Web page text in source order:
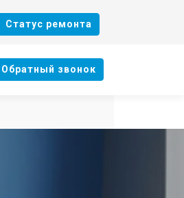
Cтатус ремонта
Oбратный звонок